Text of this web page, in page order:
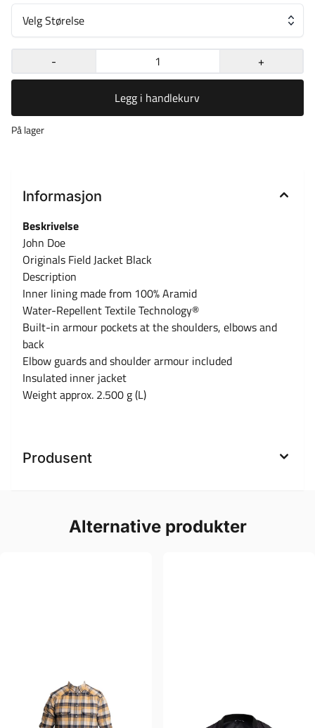
Velg Størelse
- +
Legg i handlekurv
På lager
Informasjon
Beskrivelse
John Doe
Originals Field Jacket Black
Description
Inner lining made from 100% Aramid
Water-Repellent Textile Technology®
Built-in armour pockets at the shoulders, elbows and
back
Elbow guards and shoulder armour included
Insulated inner jacket
Weight approx. 2.500 g (L)
Produsent
Alternative produkter